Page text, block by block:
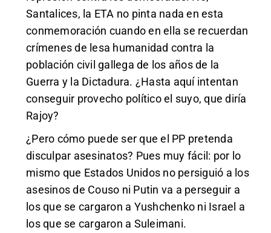
Santalices, la ETA no pinta nada en esta
conmemoración cuando en ella se recuerdan
crímenes de lesa humanidad contra la
población civil gallega de los años de la
Guerra y la Dictadura. ¿Hasta aquí intentan
conseguir provecho político el suyo, que diría
Rajoy?
¿Pero cómo puede ser que el PP pretenda
disculpar asesinatos? Pues muy fácil: por lo
mismo que Estados Unidos no persiguió a los
asesinos de Couso ni Putin va a perseguir a
los que se cargaron a Yushchenko ni Israel a
los que se cargaron a Suleimani.